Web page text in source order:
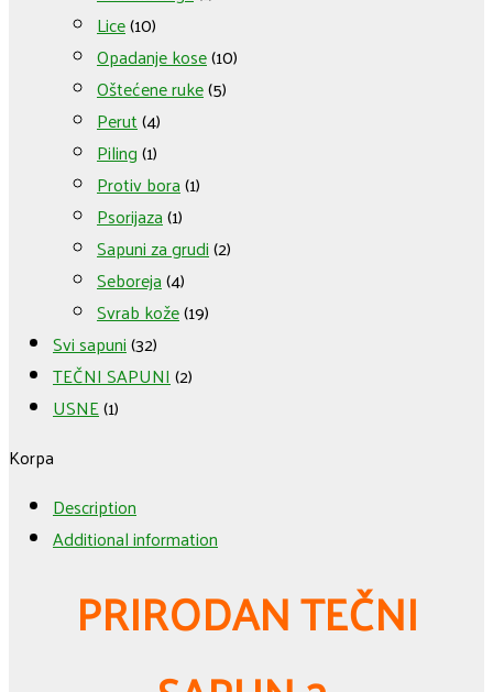
Lice(10)
Opadanje kose(10)
Oštećene ruke(5)
Perut(4)
Piling(1)
Protiv bora(1)
Psorijaza(1)
Sapuni za grudi(2)
Seboreja(4)
Svrab kože(19)
Svi sapuni(32)
TEČNI SAPUNI(2)
USNE(1)
Korpa
Description
Additional information
PRIRODAN TEČNI